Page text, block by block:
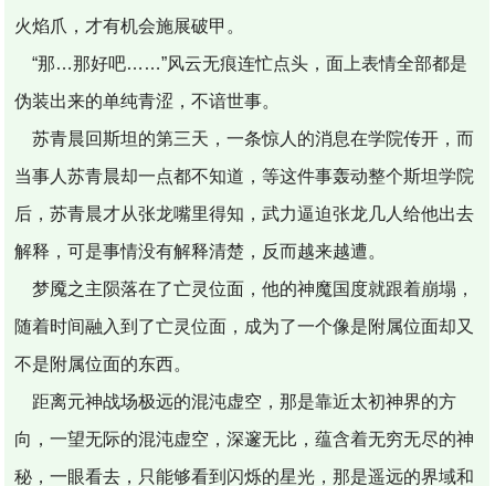
火焰爪，才有机会施展破甲。
“那…那好吧……”风云无痕连忙点头，面上表情全部都是
伪装出来的单纯青涩，不谙世事。
苏青晨回斯坦的第三天，一条惊人的消息在学院传开，而
当事人苏青晨却一点都不知道，等这件事轰动整个斯坦学院
后，苏青晨才从张龙嘴里得知，武力逼迫张龙几人给他出去
解释，可是事情没有解释清楚，反而越来越遭。
梦魇之主陨落在了亡灵位面，他的神魔国度就跟着崩塌，
随着时间融入到了亡灵位面，成为了一个像是附属位面却又
不是附属位面的东西。
距离元神战场极远的混沌虚空，那是靠近太初神界的方
向，一望无际的混沌虚空，深邃无比，蕴含着无穷无尽的神
秘，一眼看去，只能够看到闪烁的星光，那是遥远的界域和